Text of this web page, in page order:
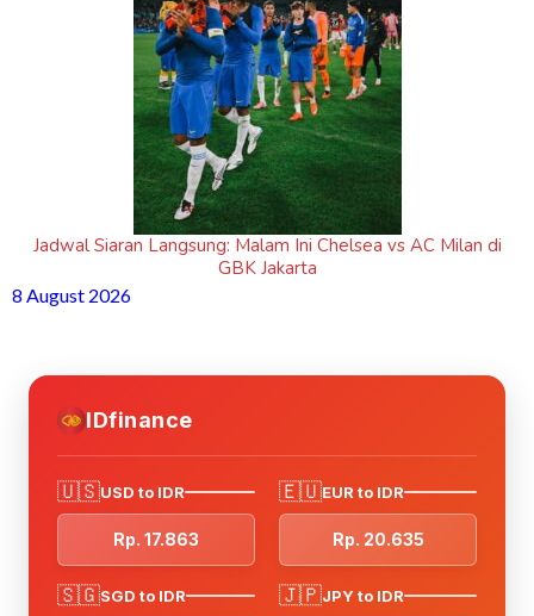
Jadwal Siaran Langsung: Malam Ini Chelsea vs AC Milan di
GBK Jakarta
8 August 2026
IDfinance
🇺🇸USD to IDR
Rp. 17.863
🇪🇺EUR to IDR
Rp. 20.635
🇸🇬SGD to IDR 🇯🇵JPY to IDR